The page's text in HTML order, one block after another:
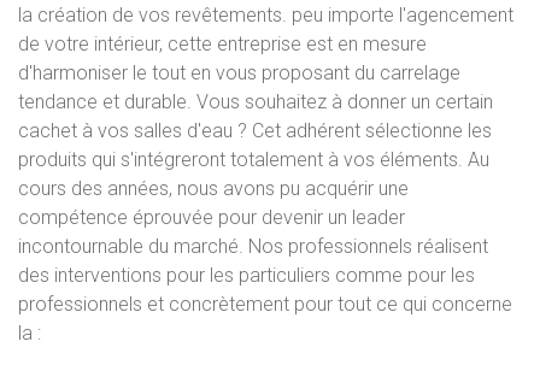
la création de vos revêtements. peu importe l'agencement
de votre intérieur, cette entreprise est en mesure
d'harmoniser le tout en vous proposant du carrelage
tendance et durable. Vous souhaitez à donner un certain
cachet à vos salles d'eau ? Cet adhérent sélectionne les
produits qui s'intégreront totalement à vos éléments. Au
cours des années, nous avons pu acquérir une
compétence éprouvée pour devenir un leader
incontournable du marché. Nos professionnels réalisent
des interventions pour les particuliers comme pour les
professionnels et concrètement pour tout ce qui concerne
la :